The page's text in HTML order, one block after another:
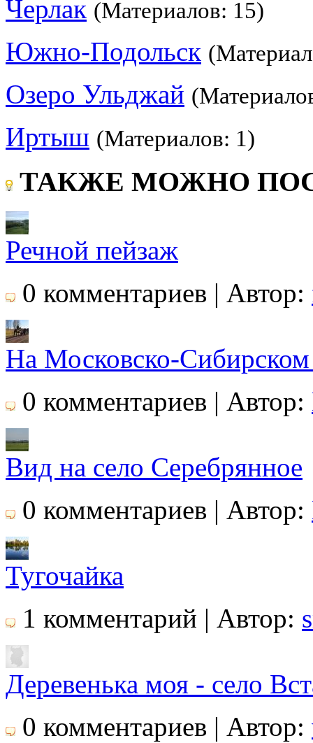
Черлак (Материалов: 15)
Южно-Подольск
Озеро Ульджай
Иртыш (Материалов: 1)
ТАКЖЕ МОЖНО
Речной пейзаж
0 комментариев | Автор:
На Московско-Сибирском
0 комментариев | Автор:
Вид на село Серебрянное
0 комментариев | Автор:
Тугочайка
1 комментарий | Автор:
Деревенька моя - село
0 комментариев | Автор: